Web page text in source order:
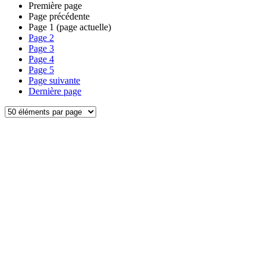
Première page
Page précédente
Page 1 (page actuelle)
Page 2
Page 3
Page 4
Page 5
Page suivante
Dernière page